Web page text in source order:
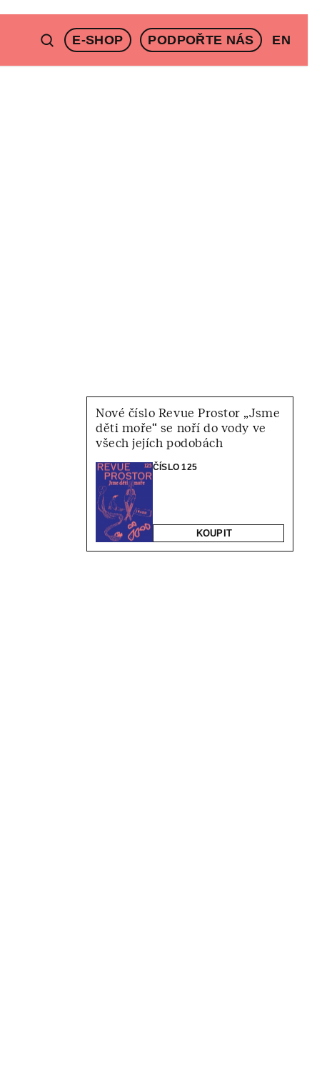
E-SHOP PODPOŘTE NÁS EN
Nové číslo Revue Prostor „Jsme
děti moře“ se noří do vody ve
všech jejích podobách
ČÍSLO 125
KOUPIT